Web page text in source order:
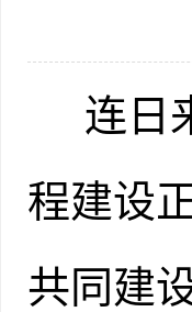
连日
程建设
共同建